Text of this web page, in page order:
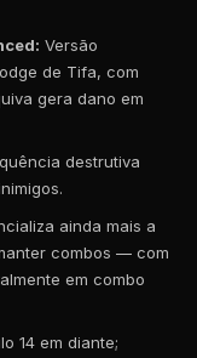
Versão
de Tifa, com
gera dano em
destrutiva
ainda mais a
combos — com
em combo
14 em diante;